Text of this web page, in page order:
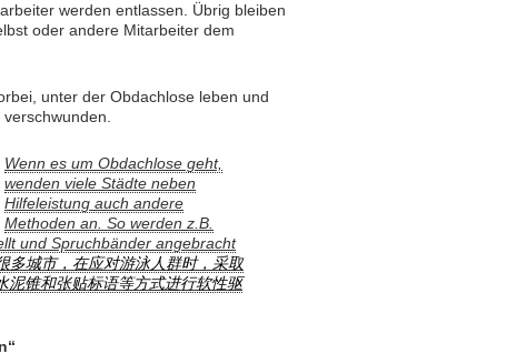
werden entlassen. Übrig bleiben
oder andere Mitarbeiter dem
unter der Obdachlose leben und
Wenn es um Obdachlose geht,
wenden viele Städte neben
Hilfeleistung auch andere
Methoden an. So werden z.B.
und Spruchbänder angebracht
多城市，在应对游泳人群时，采取
泥锥和张贴标语等方式进行软性驱